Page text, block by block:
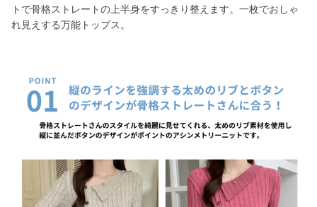
トで骨格ストレートの上半身をすっきり整えます。一枚でおしゃ
れ見えする万能トップス。